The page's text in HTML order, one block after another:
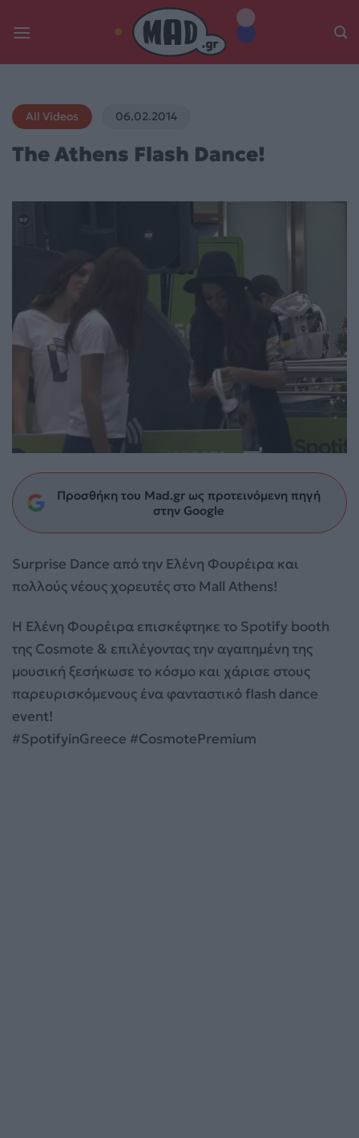
All Videos 06.02.2014
The Athens Flash Dance!
Προσθήκη του Mad.gr ως προτεινόμενη πηγή
στην Google
Surprise Dance από την Ελένη Φουρέιρα και
πολλούς νέους χορευτές στο Mall Athens!
H Ελένη Φουρέιρα επισκέφτηκε το Spotify booth
της Cosmote & επιλέγοντας την αγαπημένη της
μουσική ξεσήκωσε το κόσμο και χάρισε στους
παρευρισκόμενους ένα φανταστικό flash dance
event!
#SpotifyinGreece #CosmotePremium